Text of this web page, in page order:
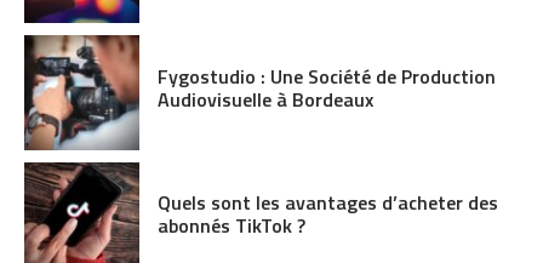
Fygostudio : Une Société de Production
Audiovisuelle à Bordeaux
Quels sont les avantages d’acheter des
abonnés TikTok ?